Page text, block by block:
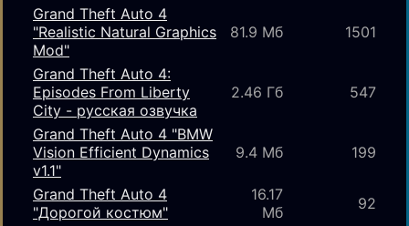
Grand Theft Auto 4
"Realistic Natural Graphics
Mod"
81.9 Мб 1501
Grand Theft Auto 4:
Episodes From Liberty
City - русская озвучка
2.46 Гб 547
Grand Theft Auto 4 "BMW
Vision Efficient Dynamics
v1.1"
9.4 Мб 199
Grand Theft Auto 4
"Дорогой костюм"
16.17
Мб
92